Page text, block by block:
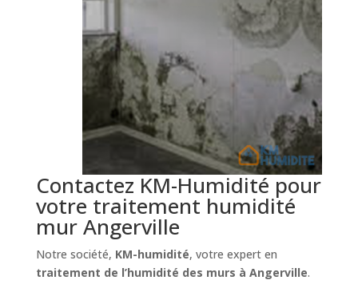
Contactez KM-Humidité pour
votre traitement humidité
mur Angerville
Notre société, KM-humidité, votre expert en
traitement de l’humidité des murs à Angerville.